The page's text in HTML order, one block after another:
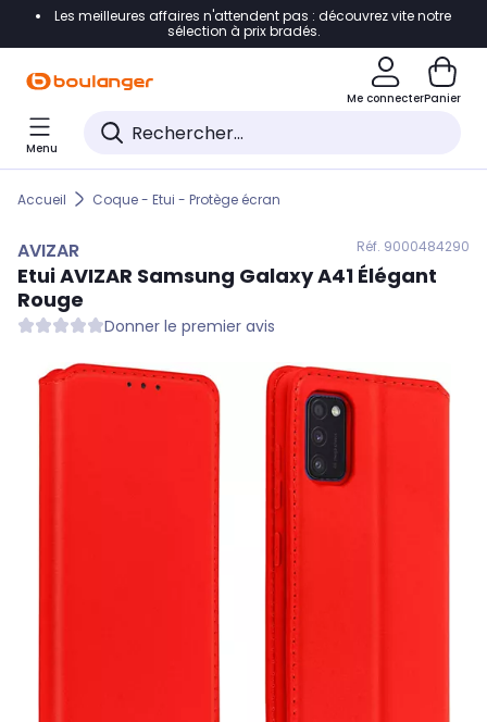
Accéder directement à la navigation
Accéder directement au pied de page
Accéder directement au chatbot
Les meilleures affaires n'attendent pas : découvrez vite notre
sélection à prix bradés.
Me connecterPanier
Menu
Accueil Coque - Etui - Protège écran
AVIZAR Réf. 9000484290
EtuiAVIZAR Samsung Galaxy A41 Élégant
Rouge
Donner le premier avis